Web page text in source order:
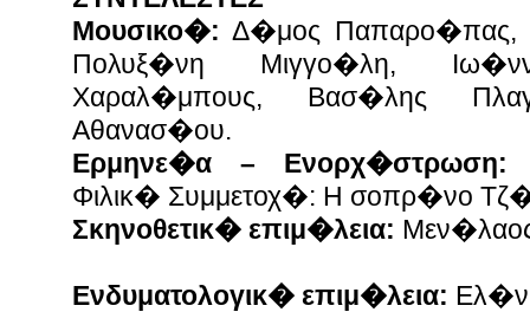
Μουσικο�: Δ�μος Παπαρο�πας,
Πολυξ�νη Μιγγο�λη,
Χαραλ�μπους, Βασ�λης
Αθανασ�ου.
Ερμηνε�α – Ενορχ�στρωση:
Φιλικ� Συμμετοχ�: Η σοπρ�νο
Σκηνοθετικ� επιμ�λεια:
Ενδυματολογικ� επιμ�λεια: